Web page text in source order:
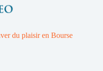
du plaisir en Bourse